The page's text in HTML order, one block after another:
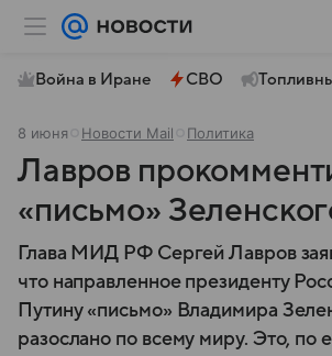
Война в Иране СВО
8 июня Новости Mail Политика
Лавров
«письмо»
Глава МИД РФ Сергей Лавров
что направленное президенту
Путину «письмо» Владимира
разослано по всему миру. Это, по